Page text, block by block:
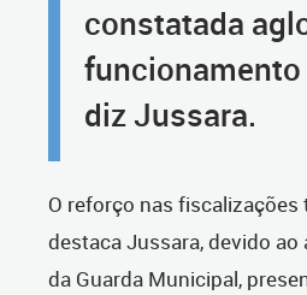
constatada
funcionamento
diz Jussara.
O reforço nas
destaca Jussara, devido ao
da Guarda Municipal,